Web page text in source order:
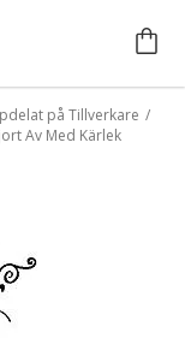
på Tillverkare /
Av Med Kärlek